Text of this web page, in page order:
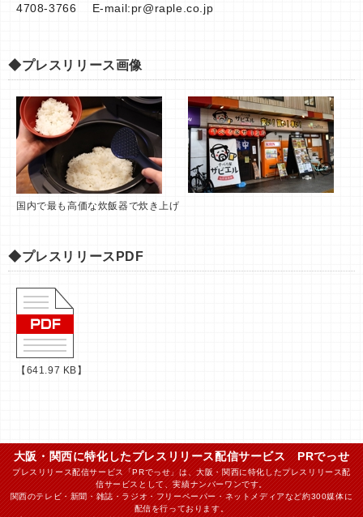
4708-3766 E-mail:pr@raple.co.jp
◆プレスリリース画像
国内で最も高価な炊飯器で炊き上げ
◆プレスリリースPDF
【641.97 KB】
大阪・関西に特化したプレスリリース配信サービス PRでっせ
プレスリリース配信サービス「PRでっせ」は、大阪・関西に特化したプレスリリース配
信サービスとして、実績ナンバーワンです。
関西のテレビ・新聞・雑誌・ラジオ・フリーペーパー・ネットメディアなど約300媒体に
配信を行っております。